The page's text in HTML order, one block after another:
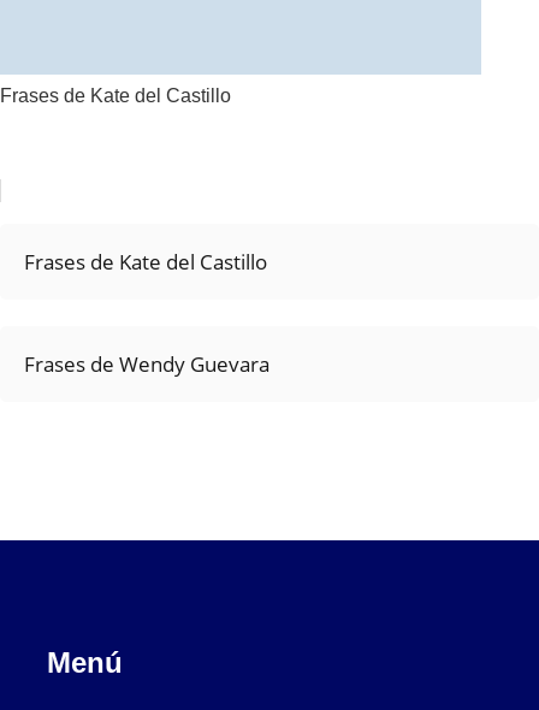
Frases de Kate del Castillo
Frases de Kate del Castillo
Frases de Wendy Guevara
Menú